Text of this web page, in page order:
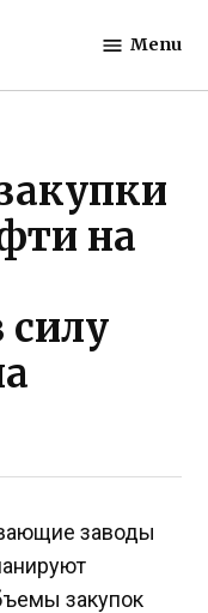
Menu
на
силу
заводы
закупок